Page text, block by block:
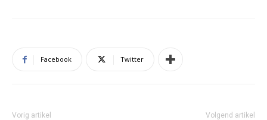
Facebook Twitter
Vorig artikel Volgend artikel